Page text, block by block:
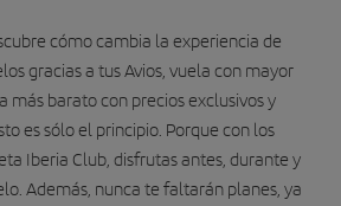
cómo cambia la experiencia de
gracias a tus Avios, vuela con mayor
más barato con precios exclusivos y
es sólo el principio. Porque con los
Iberia Club, disfrutas antes, durante y
Además, nunca te faltarán planes, ya